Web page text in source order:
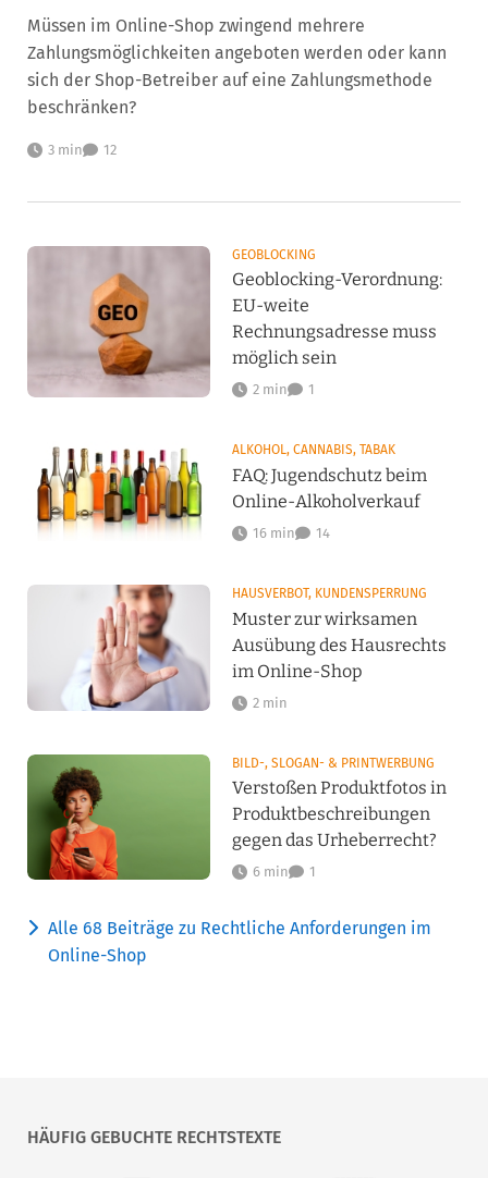
Müssen im Online-Shop zwingend mehrere
Zahlungsmöglichkeiten angeboten werden oder kann
sich der Shop-Betreiber auf eine Zahlungsmethode
beschränken?
3 min 12
GEOBLOCKING
Geoblocking-Verordnung:
EU-weite
Rechnungsadresse muss
möglich sein
2 min 1
ALKOHOL, CANNABIS, TABAK
FAQ: Jugendschutz beim
Online-Alkoholverkauf
16 min 14
HAUSVERBOT, KUNDENSPERRUNG
Muster zur wirksamen
Ausübung des Hausrechts
im Online-Shop
2 min
BILD-, SLOGAN- & PRINTWERBUNG
Verstoßen Produktfotos in
Produktbeschreibungen
gegen das Urheberrecht?
6 min 1
Alle 68 Beiträge zu Rechtliche Anforderungen im
Online-Shop
HÄUFIG GEBUCHTE RECHTSTEXTE